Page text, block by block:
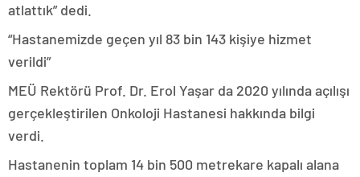
atlattık” dedi.
“Hastanemizde geçen yıl 83 bin 143 kişiye hizmet
verildi”
MEÜ Rektörü Prof. Dr. Erol Yaşar da 2020 yılında açılışı
gerçekleştirilen Onkoloji Hastanesi hakkında bilgi
verdi.
Hastanenin toplam 14 bin 500 metrekare kapalı alana